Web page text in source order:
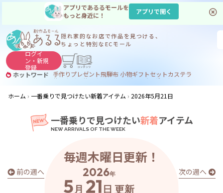
アプリであるるモールを
もっと身近に！
アプリで開く
隠れ家的なお店で作品を見つける、
ちょっと特別なECモール
ログイ
ン・新規
登録
ホットワード 手作りプレゼント飛騨布 小物ギフトセットカステラ
サヌカイト コーヒー
ジンギスカン
ホーム
一番乗りで見つけたい新着アイテム 2026年5月21日
一番乗りで見つけたい新着アイテム
前の週へ
毎週木曜日更新！
2026年
5 月 21 日 更新
次の週へ